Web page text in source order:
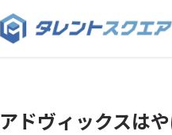
アドヴィックスは